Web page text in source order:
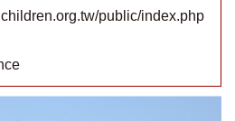
public/index.php